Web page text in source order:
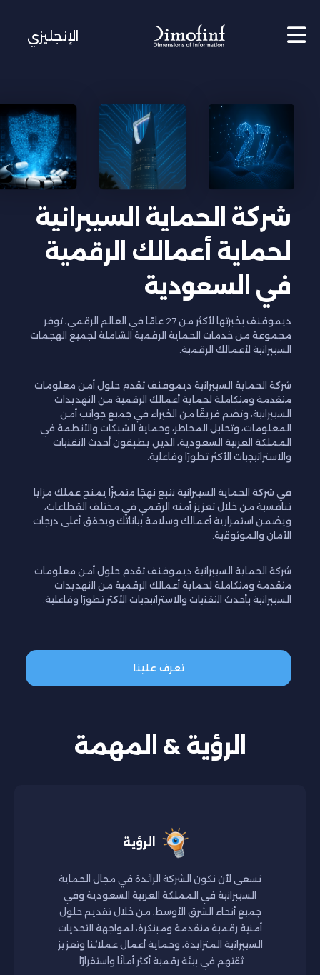
الإنجليزي
شركة الحماية السيبرانية
لحماية أعمالك الرقمية
في السعودية
ديموفنف بخبرتها لأكثر من 27 عامًا في العالم الرقمي، توفر
مجموعة من خدمات الحماية الرقمية الشاملة لجميع الهجمات
السيبرانية لأعمالك الرقمية.
شركة الحماية السيبرانية ديموفنف تقدم حلول أمن معلومات
متقدمة ومتكاملة لحماية أعمالك الرقمية من التهديدات
السيبرانية، وتضم فريقًا من الخبراء في جميع جوانب أمن
المعلومات، وتحليل المخاطر، وحماية الشبكات والأنظمة في
المملكة العربية السعودية، الذين يطبقون أحدث التقنيات
والاستراتيجيات الأكثر تطورًا وفاعلية.
في شركة الحماية السيبرانية نتبع نهجًا متميزًا يمنح عملك مزايا
تنافسية من خلال تعزيز أمنه الرقمي في مختلف القطاعات،
ويضمن استمرارية أعمالك وسلامة بياناتك ويحقق أعلى درجات
الأمان والموثوقية.
شركة الحماية السيبرانية ديموفنف تقدم حلول أمن معلومات
متقدمة ومتكاملة لحماية أعمالك الرقمية من التهديدات
السيبرانية بأحدث التقنيات والاستراتيجيات الأكثر تطورًا وفاعلية.
تعرف علينا
الرؤية & المهمة
الرؤية
نسعى لأن نكون الشركة الرائدة في مجال الحماية
السيبرانية في المملكة العربية السعودية وفي
جميع أنحاء الشرق الأوسط، من خلال تقديم حلول
أمنية رقمية متقدمة ومبتكرة، لمواجهة التحديات
السيبرانية المتزايدة، وحماية أعمال عملائنا وتعزيز
ثقتهم في بيئة رقمية أكثر أمانًا واستقرارًا.